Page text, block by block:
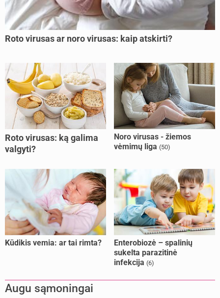
Roto virusas ar noro virusas: kaip atskirti?
Roto virusas: ką galima
valgyti?
Noro virusas - žiemos
vėmimų liga (50)
Kūdikis vemia: ar tai rimta?
Enterobiozė – spalinių
sukelta parazitinė
infekcija (6)
Augu sąmoningai